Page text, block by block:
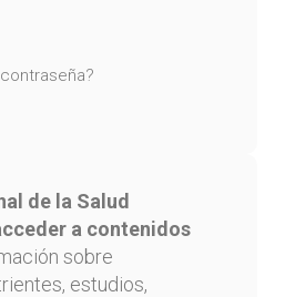
de la Salud
a contenidos
sobre
estudios,